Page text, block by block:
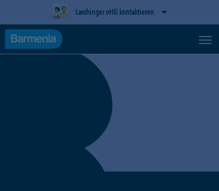
Laschinger oHG kontaktieren